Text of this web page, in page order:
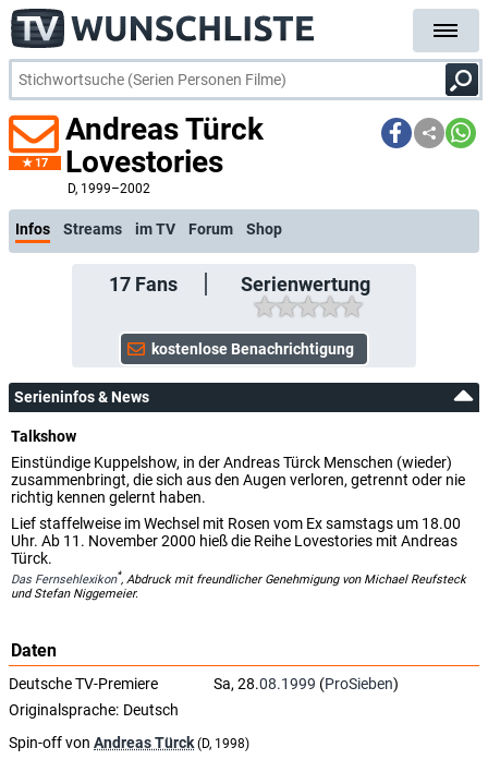
17
Andreas Türck
Lovestories
D, 1999–2002
kostenl
Infos Streams im TV Forum Shop
17Fans Serienwertung
Serieninfos & News
Talkshow
Einstündige Kuppelshow, in der Andreas Türck Menschen (wieder)
zusammenbringt, die sich aus den Augen verloren, getrennt oder nie
richtig kennen gelernt haben.
Lief staffelweise im Wechsel mit Rosen vom Ex samstags um 18.00
Uhr. Ab 11. November 2000 hieß die Reihe Lovestories mit Andreas
Türck.
Das Fernsehlexikon*, Abdruck mit freundlicher Genehmigung von Michael Reufsteck
und Stefan Niggemeier.
Daten
Deutsche TV-Premiere Sa, 28.08.1999 (ProSieben)
Originalsprache: Deutsch
Spin-off von Andreas Türck (D, 1998)